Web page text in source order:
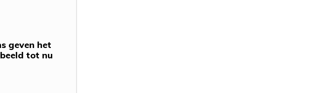
geven het
tot nu